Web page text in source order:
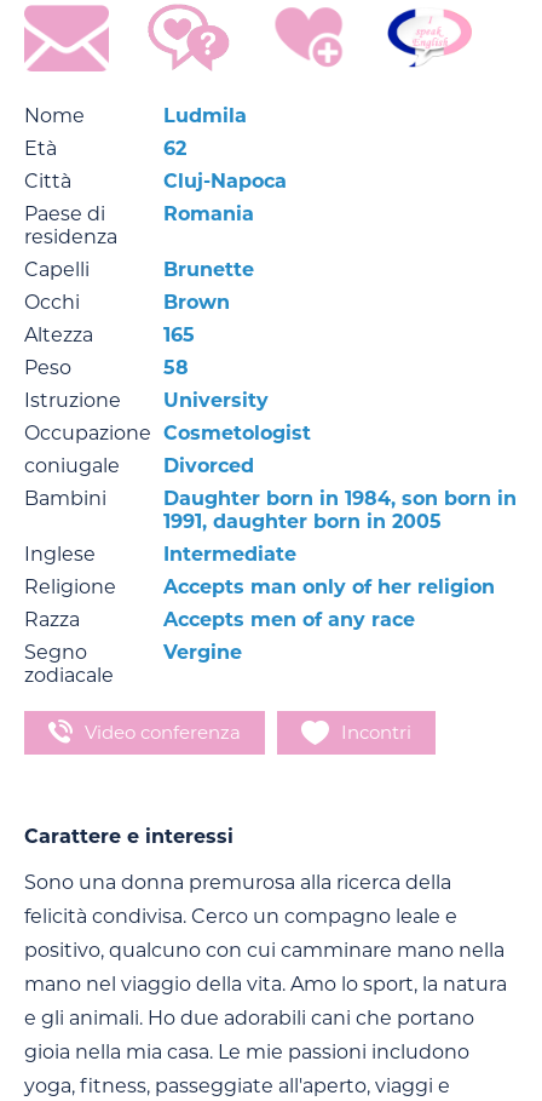
Nome
Ludmila
Età
62
Città
Cluj-Napoca
Paese di
residenza
Romania
Capelli
Brunette
Occhi
Brown
Altezza
165
Peso
58
Istruzione
University
Occupazione Cosmetologist
coniugale
Divorced
Bambini
Daughter born in 1984, son born in
1991, daughter born in 2005
Inglese
Intermediate
Religione
Accepts man only of her religion
Razza
Accepts men of any race
Segno
zodiacale
Vergine
Video conferenza Incontri
Carattere e interessi
Sono una donna premurosa alla ricerca della
felicità condivisa. Cerco un compagno leale e
positivo, qualcuno con cui camminare mano nella
mano nel viaggio della vita. Amo lo sport, la natura
e gli animali. Ho due adorabili cani che portano
gioia nella mia casa. Le mie passioni includono
yoga, fitness, passeggiate all'aperto, viaggi e